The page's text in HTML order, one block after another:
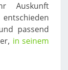
Auskunft
passend
in seinem